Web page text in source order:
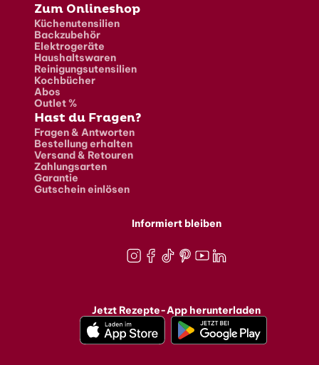
Zum Onlineshop
Küchenutensilien
Backzubehör
Elektrogeräte
Haushaltswaren
Reinigungsutensilien
Kochbücher
Abos
Outlet %
Hast du Fragen?
Fragen & Antworten
Bestellung erhalten
Versand & Retouren
Zahlungsarten
Garantie
Gutschein einlösen
Informiert bleiben
Jetzt Rezepte-App herunterladen